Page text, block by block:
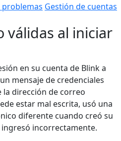
problemas Gestión de cuentas
válidas al iniciar
en su cuenta de Blink a
mensaje de credenciales
la dirección de correo
estar mal escrita, usó una
diferente cuando creó su
incorrectamente.